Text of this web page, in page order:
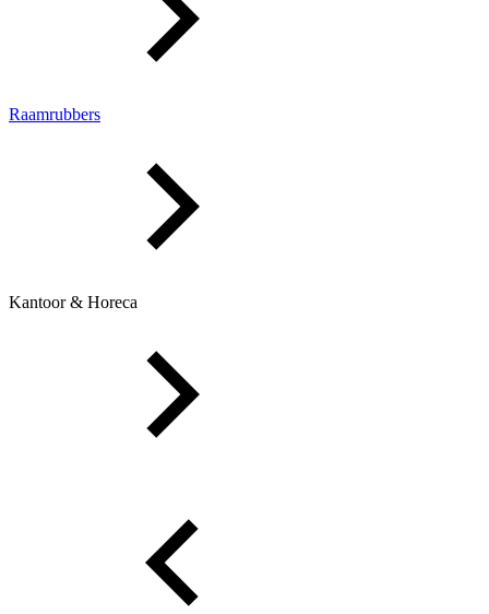
Raamrubbers
Kantoor & Horeca